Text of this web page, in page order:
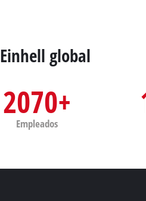
Einhell global
2070+
Empleados